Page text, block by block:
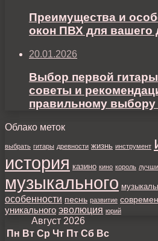
Преимущества и
окон ПВХ для вашего
20.01.2026
Выбор первой
советы и
правильному выбору
Облако меток
выбрать гитары древности жизнь инструмент
история казино кино король
музыкального
особенности песнь развитие
уникального эволюция юрий
Август 2026
Пн Вт Ср Чт Пт Сб Вс